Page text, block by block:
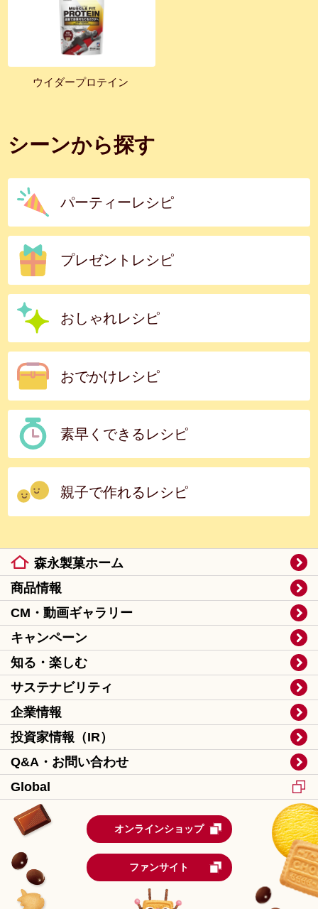
ウイダープロテイン
シーンから探す
パーティーレシピ
プレゼントレシピ
おしゃれレシピ
おでかけレシピ
素早くできるレシピ
親子で作れるレシピ
森永製菓ホーム
商品情報
CM・動画ギャラリー
キャンペーン
知る・楽しむ
サステナビリティ
企業情報
投資家情報（IR）
Q&A・お問い合わせ
Global
オンラインショップ
ファンサイト